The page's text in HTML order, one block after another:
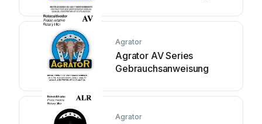
Agrator
Agrator AV Series
Gebrauchsanweisung
Agrator